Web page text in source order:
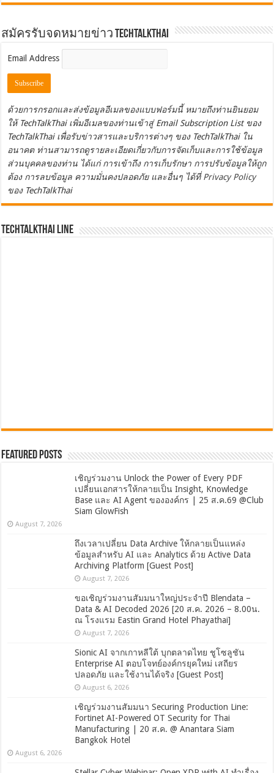
สมัครรับจดหมายข่าว TechTalkThai
Email Address
ด้วยการกรอกและส่งข้อมูลอีเมลของแบบฟอร์มนี้ หมายถึงท่านยินยอม
ให้ TechTalkThai เพิ่มอีเมลของท่านเข้าสู่ Email Subscription List ของ
TechTalkThai เพื่อรับข่าวสารและบริการต่างๆ ของ TechTalkThai ใน
อนาคต ท่านสามารถดูรายละเอียดเกี่ยวกับการจัดเก็บและการใช้ข้อมูล
ส่วนบุคคลของท่าน ได้แก่ การเข้าถึง การเก็บรักษา การปรับข้อมูลให้ถูก
ต้อง การลบข้อมูล ความมั่นคงปลอดภัย และอื่นๆ ได้ที่Privacy Policy
ของ TechTalkThai
TechTalkThai LINE
Featured Posts
เชิญร่วมงาน Unlock the Power of Every PDF
เปลี่ยนเอกสารให้กลายเป็น Insight, Knowledge
Base และ AI Agent ขององค์กร | 25 ส.ค.69 @Club
Siam GlowFish
August 7, 2026
ถึงเวลาเปลี่ยน Data Archive ให้กลายเป็นแหล่ง
ข้อมูลสำหรับ AI และ Analytics ด้วย Active Data
Archiving Platform [Guest Post]
August 7, 2026
ขอเชิญร่วมงานสัมมนาใหญ่ประจำปี Blendata –
Data & AI Decoded 2026 [20 ส.ค. 2026 – 8.00น.
ณ โรงแรม Eastin Grand Hotel Phayathai]
August 7, 2026
Sionic AI จากเกาหลีใต้ บุกตลาดไทย ชูโซลูชัน
Enterprise AI ตอบโจทย์องค์กรยุคใหม่ เสถียร
ปลอดภัย และใช้งานได้จริง [Guest Post]
August 6, 2026
เชิญร่วมงานสัมมนา Securing Production Line:
Fortinet AI-Powered OT Security for Thai
Manufacturing | 20 ส.ค. @ Anantara Siam
Bangkok Hotel
August 6, 2026